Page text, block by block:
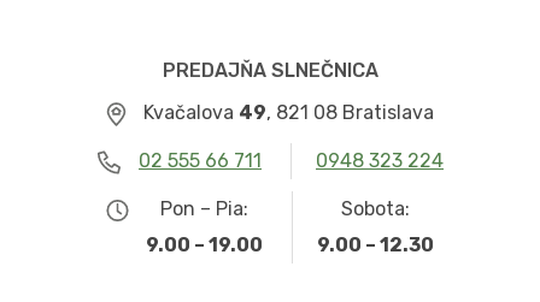
PREDAJŇA SLNEČNICA
Kvačalova 49, 821 08 Bratislava
02 555 66 711 0948 323 224
Pon – Pia:
9.00 – 19.00
Sobota:
9.00 – 12.30